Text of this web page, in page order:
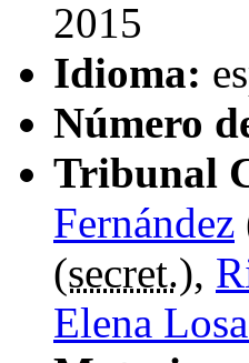
2015
Idioma:
Número
Tribunal
Fernández
(secret.),
Elena